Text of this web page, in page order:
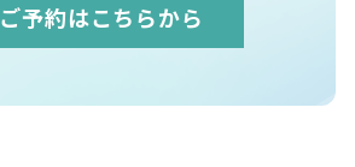
ご予約はこちらから